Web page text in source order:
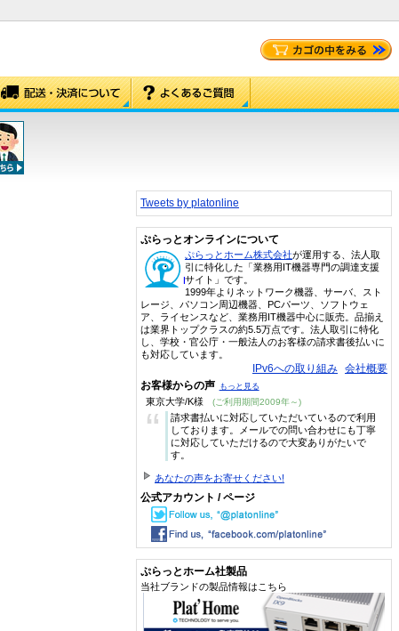
Tweets by platonline
ぷらっとオンラインについて
ぷらっとホーム株式会社が運用する、法人取
引に特化した「業務用IT機器専門の調達支援
サイト」です。
1999年よりネットワーク機器、サーバ、スト
レージ、パソコン周辺機器、PCパーツ、ソフトウェ
ア、ライセンスなど、業務用IT機器中心に販売。品揃え
は業界トップクラスの約5.5万点です。法人取引に特化
し、学校・官公庁・一般法人のお客様の請求書後払いに
も対応しています。
IPv6への取り組み 会社概要
お客様からの声 もっと見る
東京大学/K様 (ご利用期間2009年～)
“
請求書払いに対応していただいているので利用
しております。メールでの問い合わせにも丁寧
に対応していただけるので大変ありがたいで
す。
あなたの声をお寄せください!
公式アカウント / ページ
ぷらっとホーム社製品
当社ブランドの製品情報はこちら